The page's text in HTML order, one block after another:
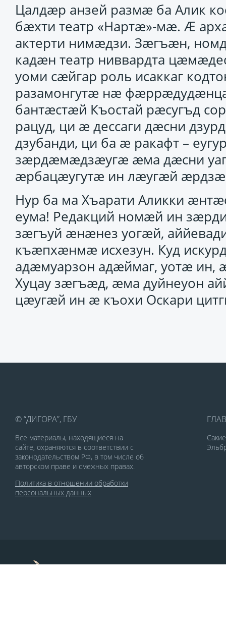
Цалдӕр анзей размӕ ба Алик
бӕхти театр «Нартӕ»-мӕ. Ӕ
актерти нимӕдзи. Зӕгъӕн,
кадӕн театр ниввардта
уоми сӕйгар роль исаккаг
разамонгутӕ нӕ
бантӕстӕй Къостай рӕсугъд
рацуд, ци ӕ дессаги дӕсни
дзубанди, ци ба ӕ ракафт –
зӕрдӕмӕдзӕугӕ ӕма дӕсни
ӕрбацӕугутӕ ин лӕугӕй
Нур ба ма Хъарати Аликки
еума! Редакций номӕй ин
зӕгъуй ӕнӕнез уогӕй,
къӕпхӕнмӕ исхезун. Куд
адӕмуарзон адӕймаг, уотӕ
Хуцау зӕгъӕд, ӕма дуйнеуон
цӕугӕй ин ӕ къохи Оскари
© “ДИГОРА”, ГБУ
Все материалы, находящиеся на
сайте, охраняются в соответствии с
законодательством РФ, в том числе об
авторском праве и смежных правах.
Политика в отношении обработки
персональных данных